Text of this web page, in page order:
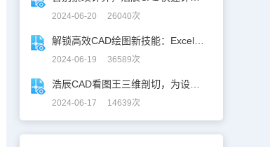
2024-06-20 26040次
2024-06-19 36589次
2024-06-17 14639次